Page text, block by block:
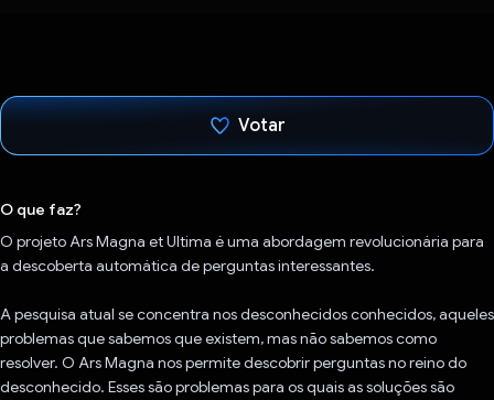
Votar
O que faz?
O projeto Ars Magna et Ultima é uma abordagem revolucionária para
a descoberta automática de perguntas interessantes.
A pesquisa atual se concentra nos desconhecidos conhecidos, aqueles
problemas que sabemos que existem, mas não sabemos como
resolver. O Ars Magna nos permite descobrir perguntas no reino do
desconhecido. Esses são problemas para os quais as soluções são